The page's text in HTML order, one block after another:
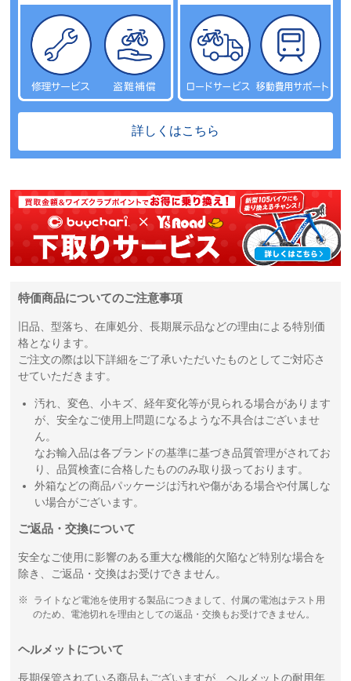
詳しくはこちら
特価商品についてのご注意事項
旧品、型落ち、在庫処分、長期展示品などの理由による特別価
格となります。
ご注文の際は以下詳細をご了承いただいたものとしてご対応さ
せていただきます。
汚れ、変色、小キズ、経年変化等が見られる場合があります
が、安全なご使用上問題になるような不具合はございませ
ん。
なお輸入品は各ブランドの基準に基づき品質管理がされてお
り、品質検査に合格したもののみ取り扱っております。
外箱などの商品パッケージは汚れや傷がある場合や付属しな
い場合がございます。
ご返品・交換について
安全なご使用に影響のある重大な機能的欠陥など特別な場合を
除き、ご返品・交換はお受けできません。
ライトなど電池を使用する製品につきまして、付属の電池はテスト用
のため、電池切れを理由としての返品・交換もお受けできません。
ヘルメットについて
長期保管されている商品もございますが、ヘルメットの耐用年